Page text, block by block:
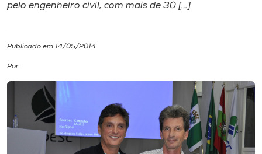
I.nova
Diplomados
Cultura
CPA
Biblioteca
pelo engenheiro civil, com mais de 30 […]
Publicado em 14/05/2014
Por